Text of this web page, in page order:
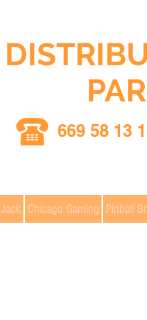
669 58 13
Chicago Gaming Pinball